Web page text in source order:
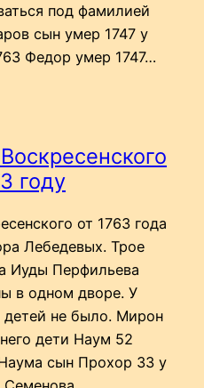
под фамилией
сын умер 1747 у
Федор умер 1747…
году
от 1763 года
Лебедевых. Трое
Иуды Перфильева
в одном дворе. У
детей не было. Мирон
дети Наум 52
сын Прохор 33 у